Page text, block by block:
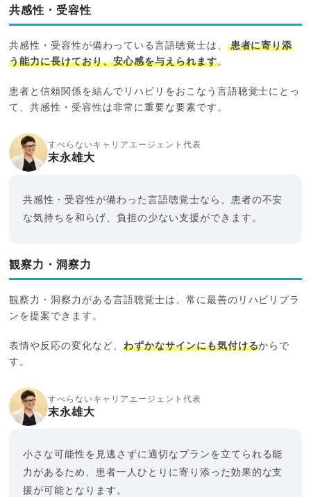
共感性・受容性
共感性・受容性が備わっている言語聴覚士は、 患者に寄り添
う能力に長けており、安心感を与えられます。
患者と信頼関係を結んでリハビリをおこなう言語聴覚士にとっ
て、共感性・受容性は非常に重要な要素です。
すべらないキャリアエージェント代表
末永雄大
共感性・受容性が備わった言語聴覚士なら、患者の不安
な気持ちを和らげ、負担の少ない支援ができます。
観察力・洞察力
観察力・洞察力がある言語聴覚士は、常に最善のリハビリプラ
ンを提案できます。
表情や反応の変化など、 わずかなサインにも気付けるからで
す。
すべらないキャリアエージェント代表
末永雄大
小さな可能性を見逃さずに適切なプランを立てられる能
力があるため、患者一人ひとりに寄り添った効果的な支
援が可能となります。